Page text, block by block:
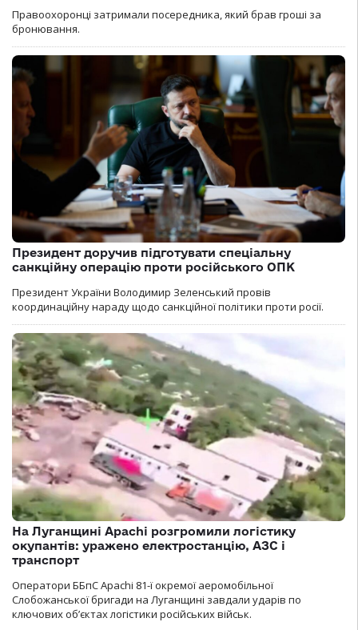
Правоохоронці затримали посередника, який брав гроші за
бронювання.
Президент доручив підготувати спеціальну
санкційну операцію проти російського ОПК
Президент України Володимир Зеленський провів
координаційну нараду щодо санкційної політики проти росії.
На Луганщині Apachi розгромили логістику
окупантів: уражено електростанцію, АЗС і
транспорт
Оператори ББпС Apachi 81-ї окремої аеромобільної
Слобожанської бригади на Луганщині завдали ударів по
ключових об’єктах логістики російських військ.